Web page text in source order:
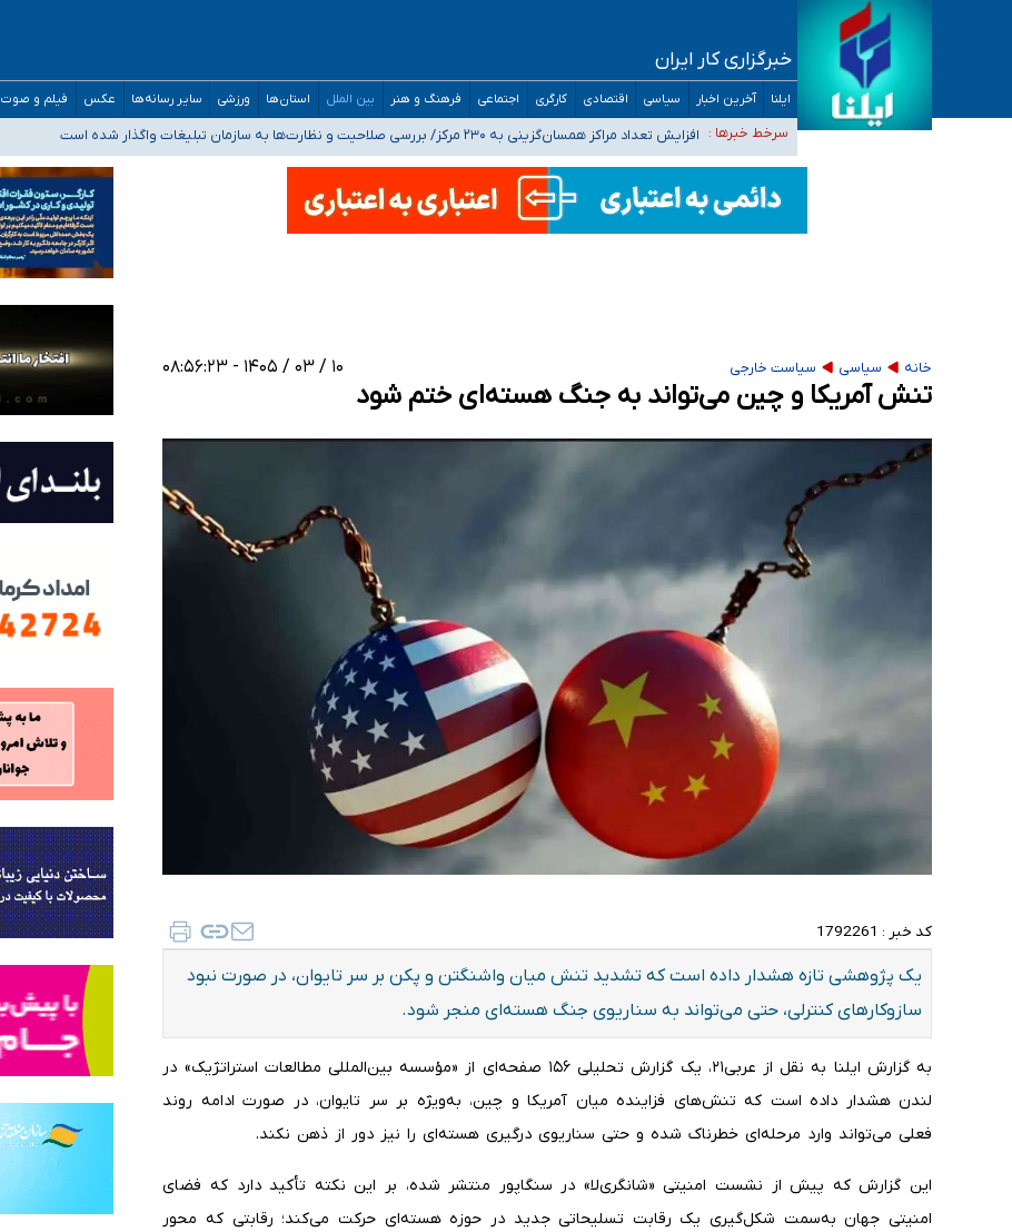
خبرگزاری کار ایران
ایلنا آخرین اخبار سیاسی اقتصادی کارگری اجتماعی فرهنگ و هنر بین الملل استان‌ها ورزشی سایر رسانه‌ها عکس فیلم و صوت
سرخط خبرها :
ضرورت آموزش حریم خصوصی در فضای آنلاین در مدارس/ هزینه‌های سنگین اجتماعی انتشار تصاویر خصوصی برای قربانیان/ سوءاستفاده
مجرمان از ترس رسواییافزایش تعداد مراکز همسان‌گزینی به ۲۳۰ مرکز/ بررسی صلاحیت و نظارت‌ها به سازمان تبلیغات واگذار شده است
۴۰ تا ۵۰ روز گرمای نسبی در پیش داریم/ دمای تهران به ۳۸ درجه می‌رسد
موضع وزارت بهداشت درباره ظرفیت پزشکی کنکور ۱۴۰۵: خواستار اصلاح ظرفیت‌ها هستیم، اما هنوز پاسخ مشخصی نگرفته‌ایم
تعویق آزمون ورودی دکترای تخصصی فرماندهی صحنه عملیات و دکترای تخصصی جغرافیای نظامی دافوس آجا
خانه سیاسی سیاست خارجی ۱۰ / ۰۳ / ۱۴۰۵ - ۰۸:۵۶:۲۳
تنش آمریکا و چین می‌تواند به جنگ هسته‌ای ختم شود
کد خبر : 1792261
یک پژوهشی تازه هشدار داده است که تشدید تنش میان واشنگتن و پکن بر سر تایوان، در صورت نبود
سازوکارهای کنترلی، حتی می‌تواند به سناریوی جنگ هسته‌ای منجر شود.
به گزارش ایلنا به نقل از عربی۲۱، یک گزارش تحلیلی ۱۵۶ صفحه‌ای از «مؤسسه بین‌المللی مطالعات استراتژیک» در
لندن هشدار داده است که تنش‌های فزاینده میان آمریکا و چین، به‌ویژه بر سر تایوان، در صورت ادامه روند
فعلی می‌تواند وارد مرحله‌ای خطرناک شده و حتی سناریوی درگیری هسته‌ای را نیز دور از ذهن نکند.
این گزارش که پیش از نشست امنیتی «شانگری‌لا» در سنگاپور منتشر شده، بر این نکته تأکید دارد که فضای
امنیتی جهان به‌سمت شکل‌گیری یک رقابت تسلیحاتی جدید در حوزه هسته‌ای حرکت می‌کند؛ رقابتی که محور